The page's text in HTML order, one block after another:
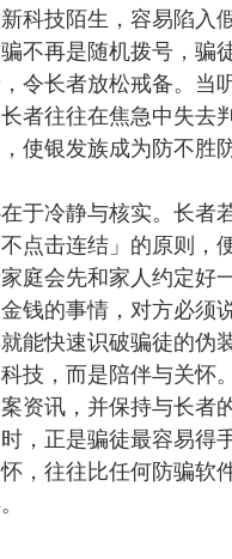
科技陌生，容易陷入
不再是随机拨号，骗
令长者放松戒备。当
者往往在焦急中失去
使银发族成为防不胜
冷静与核实。长者
点击连结」的原则，
庭会先和家人约定好
钱的事情，对方必须
能快速识破骗徒的伪
技，而是陪伴与关怀
资讯，并保持与长者
，正是骗徒最容易得
，往往比任何防骗软